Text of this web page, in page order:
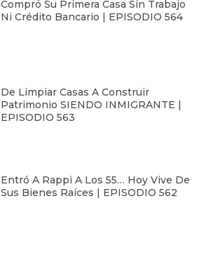
Compró Su Primera Casa Sin Trabajo
Ni Crédito Bancario | EPISODIO 564
De Limpiar Casas A Construir
Patrimonio SIENDO INMIGRANTE |
EPISODIO 563
Entró A Rappi A Los 55… Hoy Vive De
Sus Bienes Raíces | EPISODIO 562